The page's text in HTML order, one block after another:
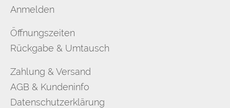
Anmelden
Öffnungszeiten
Rückgabe & Umtausch
Zahlung & Versand
AGB & Kundeninfo
Datenschutzerklärung